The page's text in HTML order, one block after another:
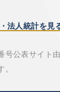
法人統計を見
号公表サイト
。